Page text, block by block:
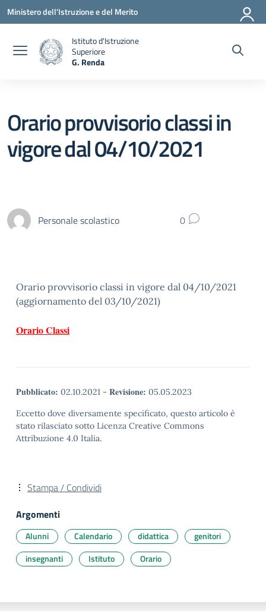
Vai ai contenuti
Vai al menu di navigazione
Vai al footer
Ministero dell'Istruzione e del Merito
Istituto d'Istruzione
Superiore
G. Renda
Orario provvisorio classi in
vigore dal 04/10/2021
Personale scolastico 0
Orario provvisorio classi in vigore dal 04/10/2021
(aggiornamento del 03/10/2021)
Orario Classi
Pubblicato: 02.10.2021 - Revisione: 05.05.2023
Eccetto dove diversamente specificato, questo articolo è
stato rilasciato sotto Licenza Creative Commons
Attribuzione 4.0 Italia.
Stampa / Condividi
Argomenti
Alunni Calendario didattica
genitori
insegnanti
Istituto Orario